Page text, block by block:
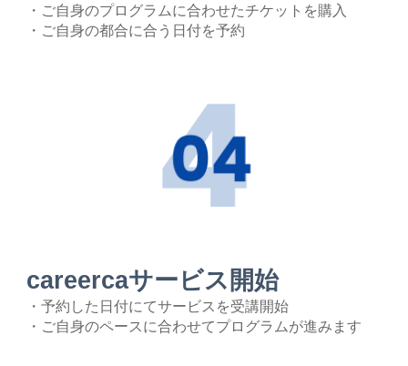
・ご自身のプログラムに合わせたチケットを購入
・ご自身の都合に合う 日付を予約
careercaサービス開始
・予約した日付にてサービスを受講開始
・ご自身のペースに合わせてプログラムが進みます